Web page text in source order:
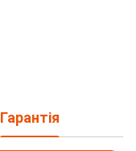
Гарантія